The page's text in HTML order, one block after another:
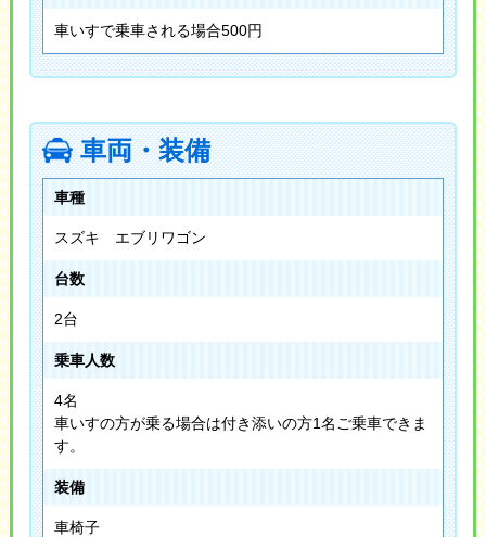
車いすで乗車される場合500円
車両・装備
車種
スズキ エブリワゴン
台数
2台
乗車人数
4名
車いすの方が乗る場合は付き添いの方1名ご乗車できま
す。
装備
車椅子